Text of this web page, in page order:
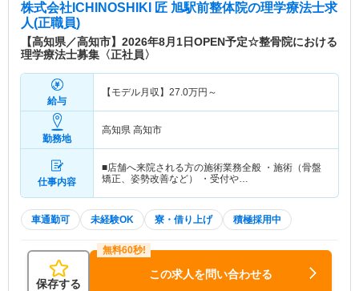
株式会社ICHINOSHIKI 匠 旭駅前整体院の理学療法士求
人(正職員)
【高知県／高知市】2026年8月1日OPEN予定☆整骨院における
理学療法士募集〈正社員〉
給与
【モデル月収】 27.0万円～
勤務地
高知県 高知市
仕事内容
■店舗へ来院される方の施術業務全般 ・施術（骨盤
矯正、姿勢改善など） ・受付や…
車通勤可 未経験OK 寮・借り上げ 積極採用中
保存する
この求人を問い合わせる